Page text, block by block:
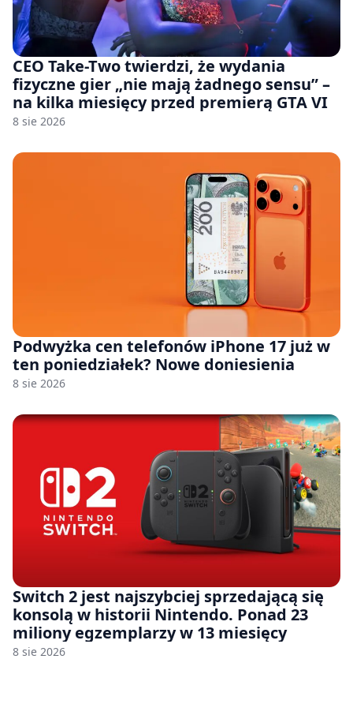
CEO Take-Two twierdzi, że wydania
fizyczne gier „nie mają żadnego sensu” –
na kilka miesięcy przed premierą GTA VI
8 sie 2026
Podwyżka cen telefonów iPhone 17 już w
ten poniedziałek? Nowe doniesienia
8 sie 2026
Switch 2 jest najszybciej sprzedającą się
konsolą w historii Nintendo. Ponad 23
miliony egzemplarzy w 13 miesięcy
8 sie 2026